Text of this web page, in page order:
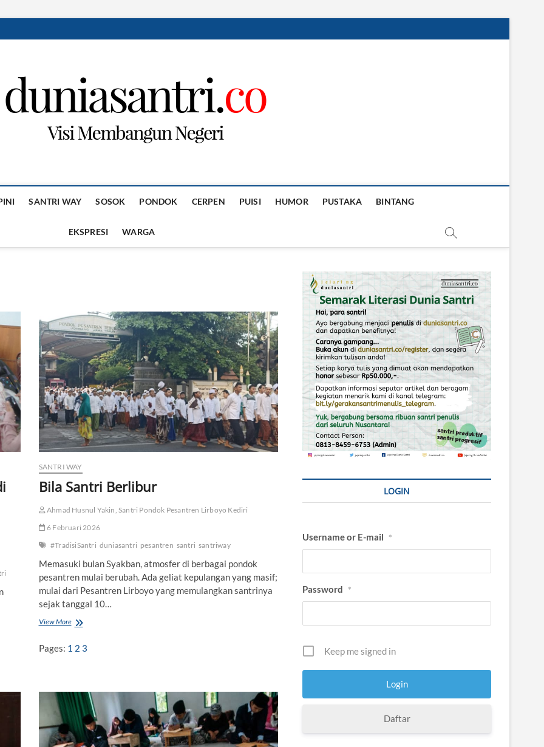
SANTRI WAY SOSOK PONDOK CERPEN PUISI HUMOR PUSTAKA BINTANG
EKSPRESI WARGA
SANTRI WAY
Bila Santri Berlibur
Ahmad Husnul Yakin, Santri Pondok Pesantren Lirboyo Kediri
6 Februari 2026
#TradisiSantri duniasantri pesantren santri santriway
Memasuki bulan Syakban, atmosfer di berbagai pondok
pesantren mulai berubah. Ada geliat kepulangan yang masif;
mulai dari Pesantren Lirboyo yang memulangkan santrinya
sejak tanggal 10…
View MoreB
a
t
r
B
e
Pages: 1 2 3
LOGIN
Username or E-mail *
Password *
Keep me signed in
Daftar